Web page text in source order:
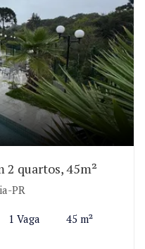
2 quartos, 45m²
PR
1 Vaga 45 m²